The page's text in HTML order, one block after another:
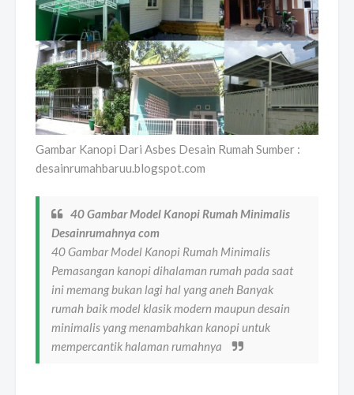
Gambar Kanopi Dari Asbes Desain Rumah Sumber :
desainrumahbaruu.blogspot.com
40 Gambar Model Kanopi Rumah Minimalis
Desainrumahnya com
40 Gambar Model Kanopi Rumah Minimalis
Pemasangan kanopi dihalaman rumah pada saat
ini memang bukan lagi hal yang aneh Banyak
rumah baik model klasik modern maupun desain
minimalis yang menambahkan kanopi untuk
mempercantik halaman rumahnya